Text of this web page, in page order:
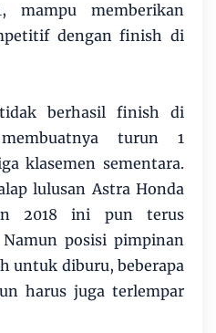
mampu memberikan
dengan finish di
berhasil finish di
turun 1
klasemen sementara.
lulusan Astra Honda
2018 ini pun terus
posisi pimpinan
untuk diburu, beberapa
harus juga terlempar